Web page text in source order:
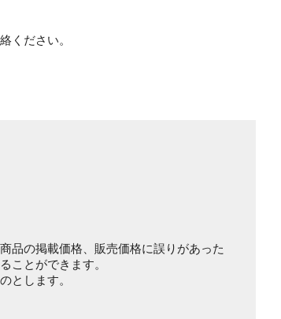
ください。
品の掲載価格、販売価格に誤りがあった
ことができます。
とします。